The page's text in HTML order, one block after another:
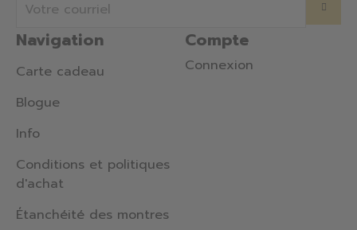
Navigation
Carte cadeau
Blogue
Info
Conditions et politiques
d'achat
Étanchéité des montres
Compte
Connexion